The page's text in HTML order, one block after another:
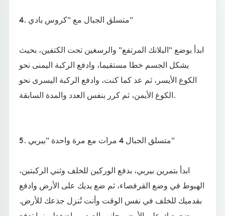
4. متسلق الجبال مع "كروس بادي"
ابدأ بوضع "البلانك المرتفع" والرسغين تحت الكتفين، بحيث
يشكل الجسم خطا مستقيما، وادفع الركبة اليمنى نحو
الكوع الأيسر، ثم عد كما كنت، وادفع الركبة اليسرى نحو
الكوع الأيمن، ثم كرر بنفس العدد والمدة السابقة.
5. متسلق الجبال 4 مرات مع مرة واحدة "بيربي"
ابدأ بتمرين بيربي، بدفع الوركين للخلف وثني الركبتين،
الهبوط في وضع القرفصاء، ثم ضع يديك على الأرض وادفع
بقدميك للخلف في نفس الوقت وأنت تُنزل جذعك للأرض.